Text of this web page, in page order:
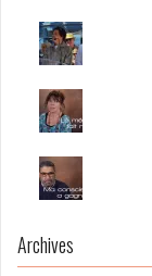
Archives